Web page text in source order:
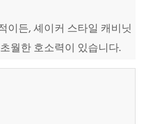
이든, 셰이커 스타일 캐비닛
월한 호소력이 있습니다.